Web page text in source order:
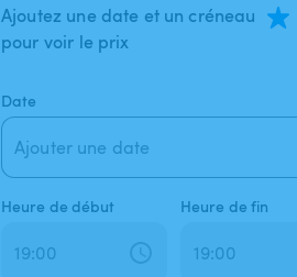
Ajoutez une date et un créneau
pour voir le prix
Date
Ajouter une date
Heure de début Heure de fin